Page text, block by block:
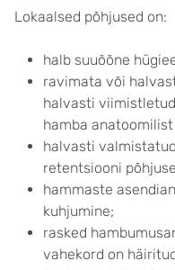
Lokaalsed põhjused on:
halb suuõõne
ravimata või
halvasti
hamba anatoomilist
halvasti
retentsiooni
hammaste
kuhjumine;
rasked
vahekord on